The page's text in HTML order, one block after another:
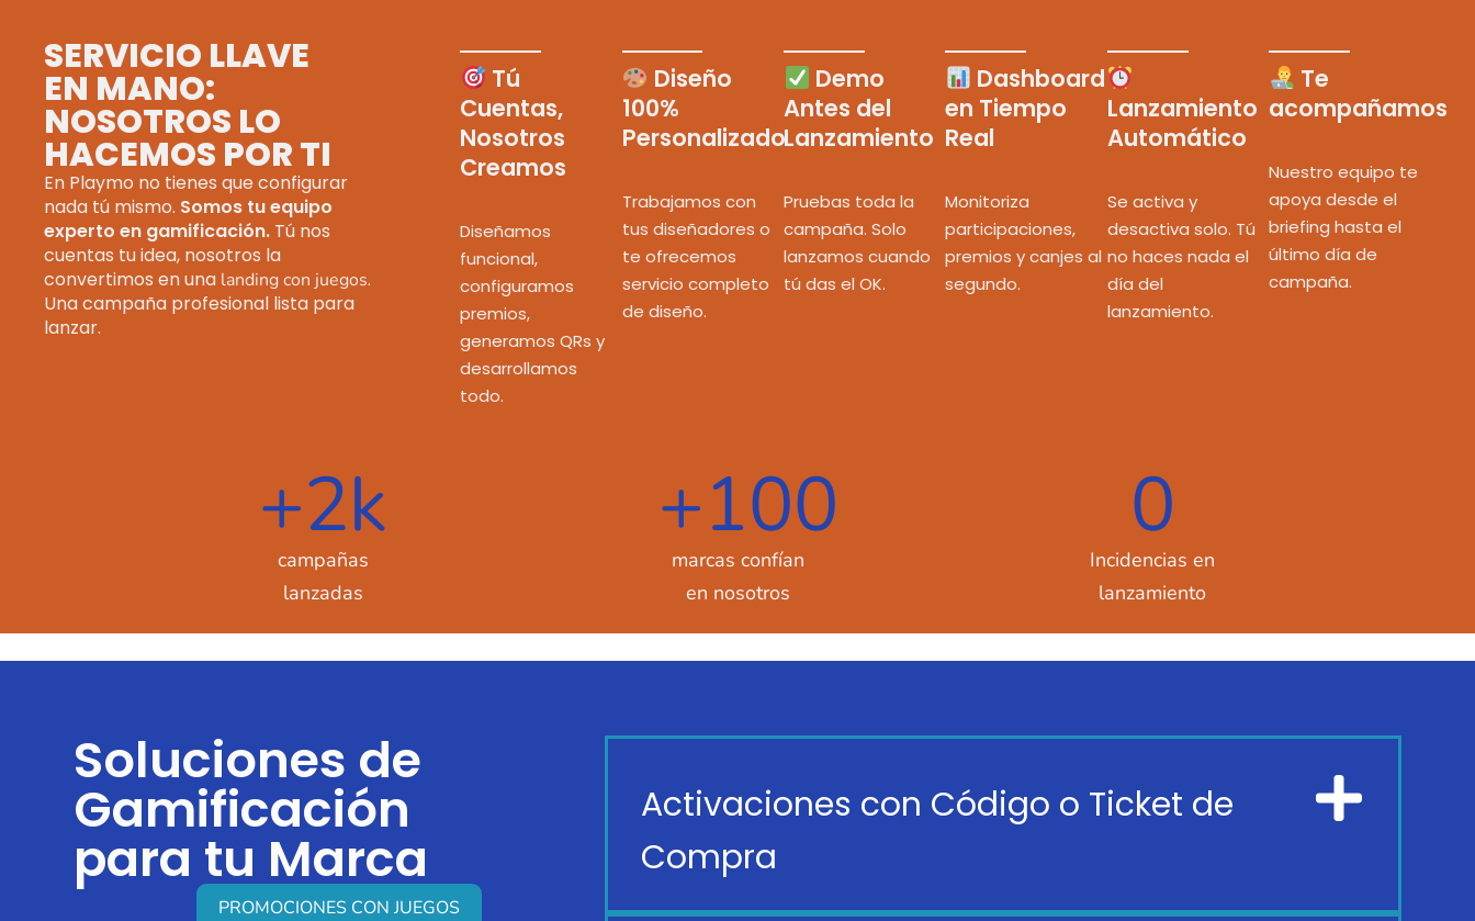
SERVICIO LLAVE
EN MANO:
NOSOTROS LO
HACEMOS POR TI
En Playmo no tienes que configurar
nada tú mismo. Somos tu equipo
experto en gamificación. Tú nos
cuentas tu idea, nosotros la
convertimos en una landing con juegos.
Una campaña profesional lista para
lanzar.
Tú
Cuentas,
Nosotros
Creamos
Diseñamos
funcional,
configuramos
premios,
generamos QRs y
desarrollamos
todo.
Diseño
100%
Personalizado
Trabajamos con
tus diseñadores o
te ofrecemos
servicio completo
de diseño.
Demo
Antes del
Lanzamiento
Pruebas toda la
campaña. Solo
lanzamos cuando
tú das el OK.
Dashboard
en Tiempo
Real
Monitoriza
participaciones,
premios y canjes al
segundo.
Lanzamiento
Automático
Se activa y
desactiva solo. Tú
no haces nada el
día del
lanzamiento.
Te
acompañamos
Nuestro equipo te
apoya desde el
briefing hasta el
último día de
campaña.
+2k
campañas
lanzadas
+100
marcas confían
en nosotros
0
Incidencias en
lanzamiento
Soluciones de
Gamificación
para tu Marca
PROMOCIONES CON JUEGOS
Activaciones con Código o Ticket de
Compra